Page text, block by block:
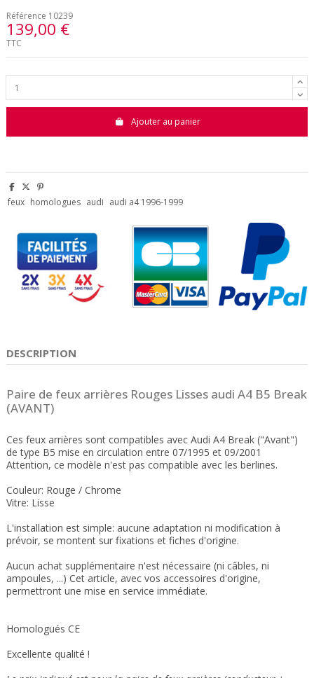
Référence 10239
139,00 €
TTC
Ajouter au panier
feux homologues audi audi a4 1996-1999
DESCRIPTION
Paire de feux arrières Rouges Lisses audi A4 B5 Break
(AVANT)
Ces feux arrières sont compatibles avec Audi A4 Break ("Avant")
de type B5 mise en circulation entre 07/1995 et 09/2001
Attention, ce modèle n'est pas compatible avec les berlines.
Couleur: Rouge / Chrome
Vitre: Lisse
L'installation est simple: aucune adaptation ni modification à
prévoir, se montent sur fixations et fiches d'origine.
Aucun achat supplémentaire n'est nécessaire (ni câbles, ni
ampoules, ...) Cet article, avec vos accessoires d'origine,
permettront une mise en service immédiate.
Homologués CE
Excellente qualité !